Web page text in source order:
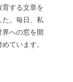
する文章を
。毎日、私
への窓を開
ています。